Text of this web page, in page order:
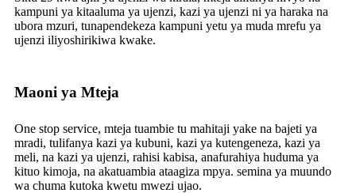
kampuni ya kitaaluma ya ujenzi, kazi ya ujenzi ni ya haraka na
ubora mzuri, tunapendekeza kampuni yetu ya muda mrefu ya
ujenzi iliyoshirikiwa kwake.
Maoni ya Mteja
One stop service, mteja tuambie tu mahitaji yake na bajeti ya
mradi, tulifanya kazi ya kubuni, kazi ya kutengeneza, kazi ya
meli, na kazi ya ujenzi, rahisi kabisa, anafurahiya huduma ya
kituo kimoja, na akatuambia ataagiza mpya. semina ya muundo
wa chuma kutoka kwetu mwezi ujao.